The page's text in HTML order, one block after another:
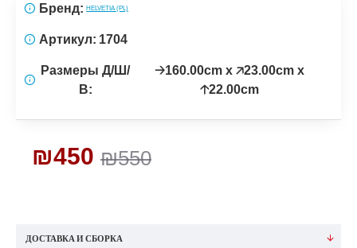
₪550
₪450
Бренд: HELVETIA (PL)
Артикул: 1704
Размеры Д/Ш/
В:
🡢160.00cm x 🡥23.00cm x
🡡22.00cm
ДОСТАВКА И СБОРКА